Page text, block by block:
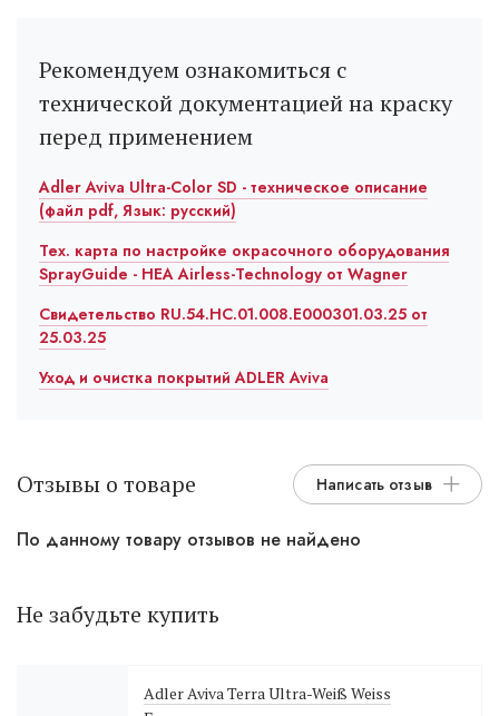
Рекомендуем ознакомиться с
технической документацией на краску
перед применением
Adler Aviva Ultra-Color SD - техническое описание
(файл pdf, Язык: русский)
Тех. карта по настройке окрасочного оборудования
SprayGuide - HEA Airless-Technology от Wagner
Свидетельство RU.54.HC.01.008.E000301.03.25 от
25.03.25
Уход и очистка покрытий ADLER Aviva
Отзывы о товаре Написать отзыв
По данному товару отзывов не найдено
Не забудьте купить
Adler Aviva Terra Ultra-Weiß Weiss